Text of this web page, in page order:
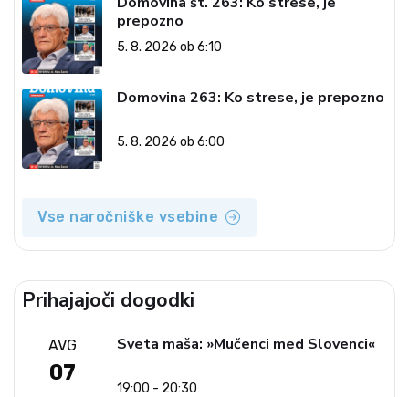
prepozno
5. 8. 2026 ob 6:10
Domovina 263: Ko strese, je prepozno
5. 8. 2026 ob 6:00
Vse naročniške vsebine
Prihajajoči dogodki
AVG
07
Sveta maša: »Mučenci med Slovenci«
19:00 - 20:30